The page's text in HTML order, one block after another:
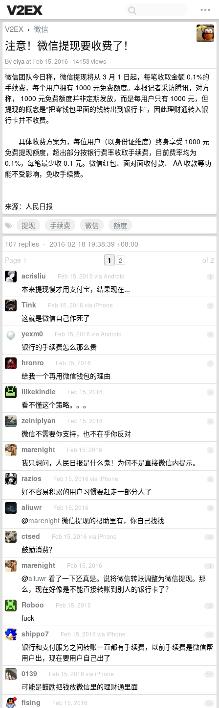
V2EX › 微信
注意！微信提现要收费了！
Byelyaat Feb 15, 2016 · 14153 views
微信团队今日称，微信提现将从 3 月 1 日起，每笔收取金额 0.1%的
手续费，每个用户拥有 1000 元免费额度。本报记者采访腾讯，对方
称， 1000 元免费额度并非定期发放，而是每用户只有 1000 元，但
提现的概念是“把零钱包里面的钱转出到银行卡”，因此理财通转入银
行卡并不收费。
具体收费方案为，每位用户（以身份证维度）终身享受 1000 元
免费提现额度，超出部分按银行费率收取手续费，目前费率均为
0.1%，每笔最少收 0.1 元。微信红包、面对面收付款、 AA 收款等功
能不受影响，免收手续费。
来源：人民日报
提现
手续费 微信
额度
107 replies • 2016-02-18 19:38:39 +08:00
Page 1
of 2
1 2
1
acrisliu Feb 15, 2016 via Android
本来提现慢才用支付宝，结果现在...
2
Tink Feb 15, 2016 via iPhone
这就是微信自己作死了
3
yexm0 Feb 15, 2016 via Android
银行的手续费怎么那么贵
4
hronro Feb 15, 2016
给我一个再用微信钱包的理由
5
ilikekindle Feb 15, 2016
看不懂这个策略。。。
6
zeinipiyan Feb 15, 2016
微信不需要你支持，也不在乎你反对
7
marenight Feb 15, 2016
我只想问，人民日报是什么鬼！为何不是直接微信内提示。
8
razios Feb 15, 2016 via iPhone
好不容易积累的用户习惯要赶走一部分人了
9
aliuwr Feb 15, 2016
@marenight 微信提现的帮助里有，你自己找找
10
ctsed Feb 15, 2016 via iPhone
鼓励消费？
11
marenight Feb 15, 2016
@aliuwr 看了一下还真是。说将微信转账调整为微信提现。那
么，现在好像是不能直接转账到别人的银行卡了？
12
Roboo Feb 15, 2016
fuck
13
shippo7 Feb 15, 2016 via iPhone
银行和支付服务之间转账一直都有手续费，以前手续费是微信帮
用户出，现在要用户自己出了
14
0139 Feb 15, 2016 via iPhone
可能是鼓励把钱放微信里的理财通里面
15
fising Feb 15, 2016